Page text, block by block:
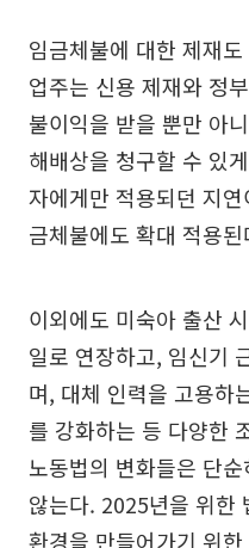
임금체불에 대한 제재
업주는 신용 제재와 정
불이익을 받을 뿐만 아
해배상을 청구할 수 있
자에게만 적용되던 지
금체불에도 확대 적용된
이외에도 미숙아 출산
일로 연장하고, 임신기
며, 대체 인력을 고용하
를 강화하는 등 다양한
노동법의 변화들은 단
않는다. 2025년을 위한
환경을 만들어가기 위